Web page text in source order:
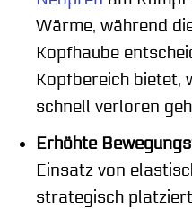
Wärme, während
Kopfhaube
Kopfbereich bietet,
schnell verloren
Erhöhte
Einsatz von
strategisch